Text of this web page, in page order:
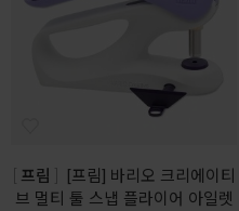
프림
[프림] 바리오 크리에이티
브 멀티 툴 스냅 플라이어 아일렛